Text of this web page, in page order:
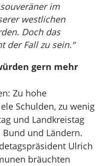
im
westlichen
Doch das
der Fall zu sein.“
gern mehr
Zu hohe
Schulden, zu wenig
und Landkreistag
und Ländern.
Ulrich
bräuchten